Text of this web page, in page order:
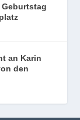
an Karin
den